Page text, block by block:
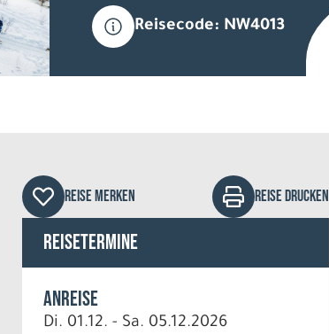
Reisecode: NW4013
REISE MERKEN REISE DRUCKEN
Reisetermine
Anreise
Di. 01.12. - Sa. 05.12.2026